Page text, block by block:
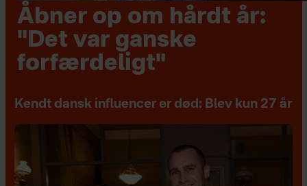
Åbner op om hårdt år:
"Det var ganske
forfærdeligt"
Kendt dansk influencer er død: Blev kun 27 år